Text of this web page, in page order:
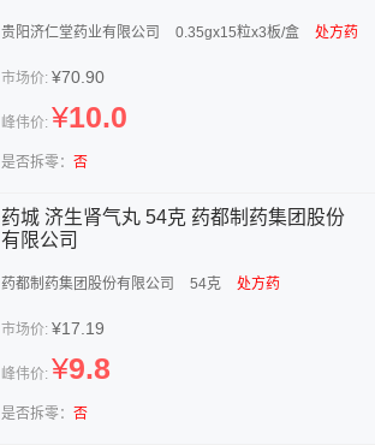
贵阳济仁堂药业有限公司 0.35gx15粒x3板/盒 处方药
市场价: ¥70.90
峰伟价: ¥10.0
是否拆零： 否
药城 济生肾气丸 54克 药都制药集团股份
有限公司
药都制药集团股份有限公司 54克 处方药
市场价: ¥17.19
峰伟价: ¥9.8
是否拆零： 否